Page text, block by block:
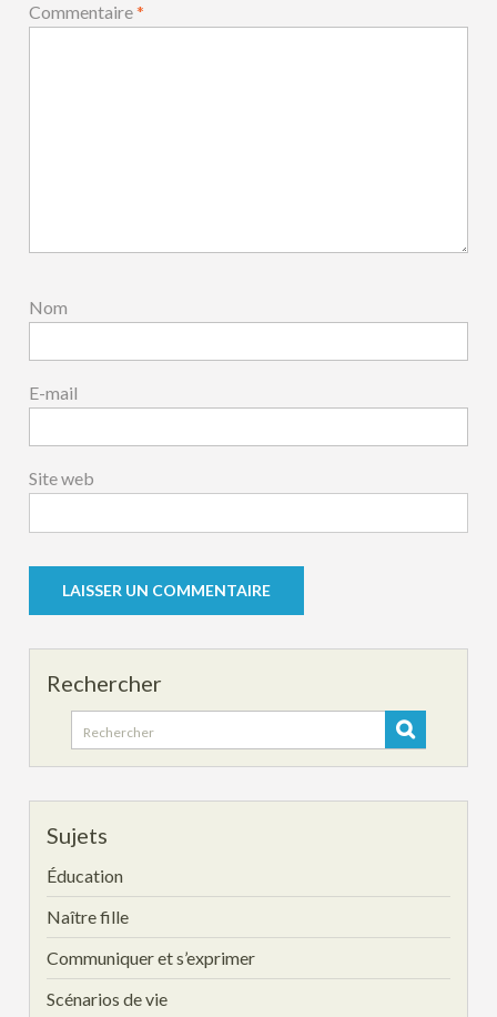
Commentaire*
Nom
E-mail
Site web
Rechercher
Search
for:
Sujets
Éducation
Naître fille
Communiquer et s’exprimer
Scénarios de vie